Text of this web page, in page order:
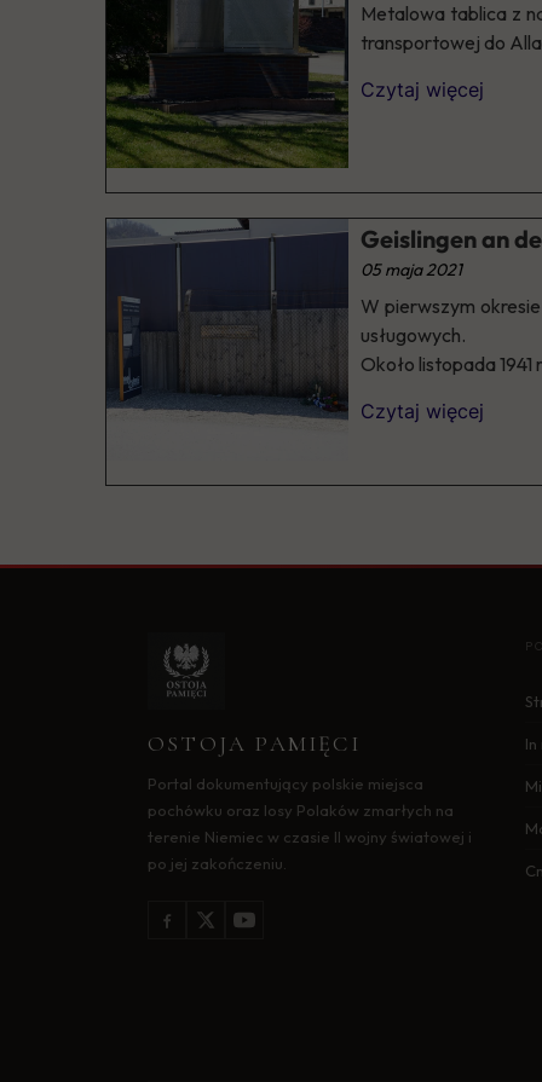
Metalowa tablica z
transportowej do
Czytaj więcej
Geislingen an
05 maja 2021
W pierwszym
usługowych.
Około listopada 1941
Czytaj więcej
OSTOJA PAMIĘCI
Portal dokumentujący polskie miejsca
pochówku oraz losy Polaków zmarłych na
terenie Niemiec w czasie II wojny światowej i
po jej zakończeniu.